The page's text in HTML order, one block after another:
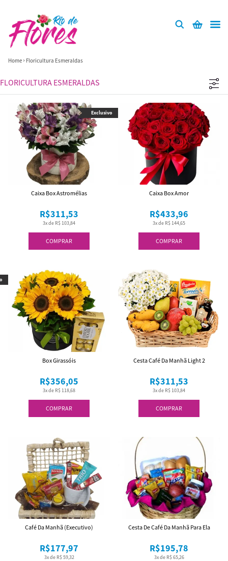
Home Floricultura Esmeraldas
FLORICULTURA ESMERALDAS
COMPRAR
3x de R$ 103,84
R$311,53
Caixa Box Astromélias
Exclusivo
COMPRAR
3x de R$ 144,65
R$433,96
Caixa Box Amor
COMPRAR
3x de R$ 118,68
R$356,05
Box Girassóis
COMPRAR
3x de R$ 103,84
R$311,53
Cesta Café Da Manhã Light 2
3x de R$ 59,32
R$177,97
Café Da Manhã (Executivo)
3x de R$ 65,26
R$195,78
Cesta De Café Da Manhã Para Ela